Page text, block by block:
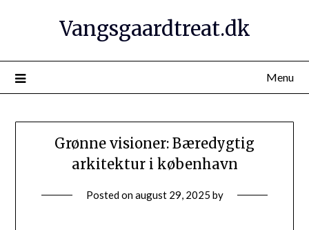
Vangsgaardtreat.dk
Menu
Grønne visioner: Bæredygtig
arkitektur i københavn
Posted onaugust 29, 2025 by